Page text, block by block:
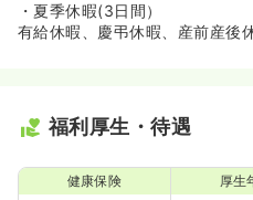
・夏季休暇(3日間）
有給休暇、慶弔休暇、産前産後
福利厚生・待遇
健康保険 厚生